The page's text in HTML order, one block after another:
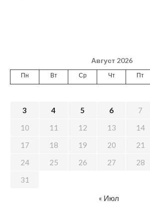
Август 2026
Пн Вт Ср Чт Пт
3
4 5 6 7
10
11 12 13 14
17
18 19 20 21
24
25 26 27 28
31
« Июл